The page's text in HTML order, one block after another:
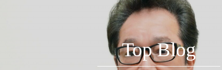
Top Blog